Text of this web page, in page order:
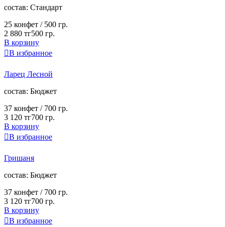
cостав: Стандарт
25 конфет / 500 гр.
2 880 тг500 гр.
В корзину
В избранное
Ларец Лесной
cостав: Бюджет
37 конфет / 700 гр.
3 120 тг700 гр.
В корзину
В избранное
Гришаня
cостав: Бюджет
37 конфет / 700 гр.
3 120 тг700 гр.
В корзину
В избранное